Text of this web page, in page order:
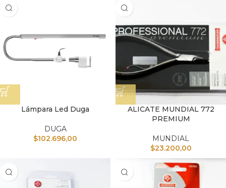
Lámpara Led Duga
DUGA
$102.696,00
ALICATE MUNDIAL 772
PREMIUM
MUNDIAL
$23.200,00